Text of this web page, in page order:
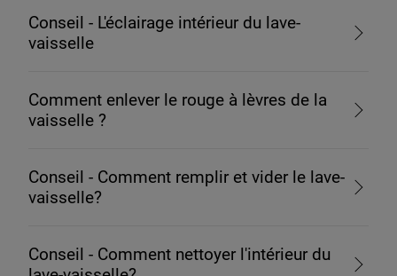
Conseil - L'éclairage intérieur du lave-
vaisselle
Comment enlever le rouge à lèvres de la
vaisselle ?
Conseil - Comment remplir et vider le lave-
vaisselle?
Conseil - Comment nettoyer l'intérieur du